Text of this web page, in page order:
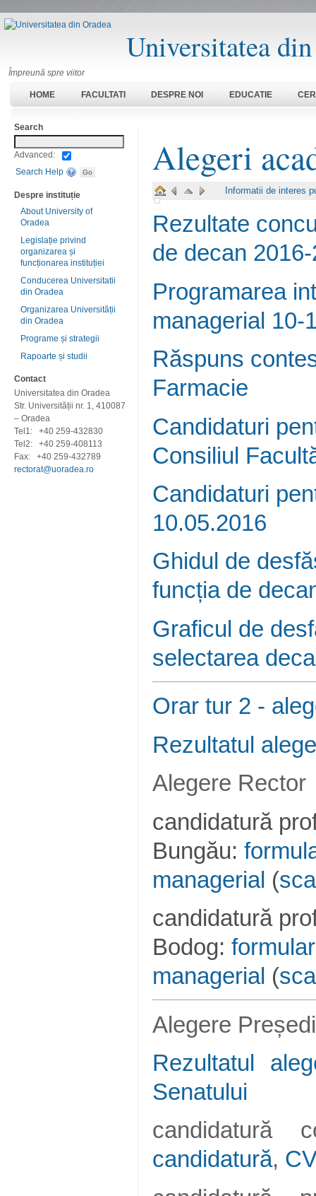
Universitatea
Împreună spre viitor
HOME FACULTATI DESPRE NOI EDUCATIE
Alegeri
Informatii de interes
Rezultate
de decan
Programarea
managerial 10-
Răspuns
Farmacie
Candidaturi
Consiliul
Candidaturi
10.05.2016
Ghidul de
funcția de
Graficul de
selectarea
Orar tur 2 -
Rezultatul
Alegere Rector
candidatură
Bungău:
managerial (
candidatură
Bodog:
managerial (
Alegere
Rezultatul
Senatului
candidatură
candidatură,
Search
Advanced:
Search Help
Despre instituție
About University of
Oradea
Legislație privind
organizarea și
funcționarea instituției
Conducerea Universitatii
din Oradea
Organizarea Universității
din Oradea
Programe și strategii
Rapoarte și studii
Contact
Universitatea din Oradea
Str. Universității nr. 1, 410087
– Oradea
Tel1: +40 259-432830
Tel2: +40 259-408113
Fax: +40 259-432789
rectorat@uoradea.ro